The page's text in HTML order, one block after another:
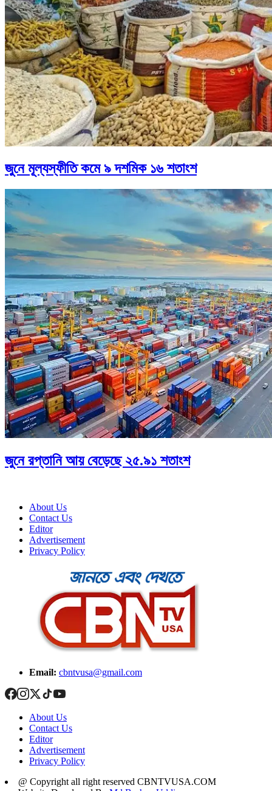
জুনে মূল্যস্ফীতি কমে ৯ দশমিক ১৬ শতাংশ
জুনে রপ্তানি আয় বেড়েছে ২৫.৯১ শতাংশ
About Us
Contact Us
Editor
Advertisement
Privacy Policy
Email: cbntvusa@gmail.com
About Us
Contact Us
Editor
Advertisement
Privacy Policy
@ Copyright all right reserved CBNTVUSA.COM